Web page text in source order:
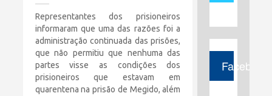
Representantes dos prisioneiros
informaram que uma das razões foi a
administração continuada das prisões,
que não permitiu que nenhuma das
partes visse as condições dos
prisioneiros que estavam em
quarentena na prisão de Megido, além
Facebook